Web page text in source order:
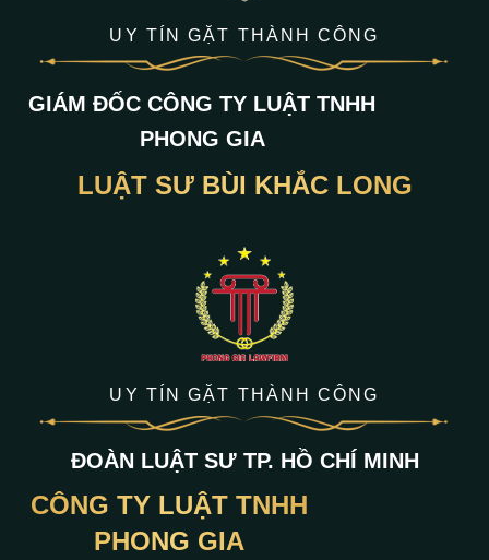
UY TÍN GẶT THÀNH CÔNG
GIÁM ĐỐC CÔNG TY LUẬT TNHH
PHONG GIA
LUẬT SƯ BÙI KHẮC LONG
UY TÍN GẶT THÀNH CÔNG
ĐOÀN LUẬT SƯ TP. HỒ CHÍ MINH
CÔNG TY LUẬT TNHH
PHONG GIA